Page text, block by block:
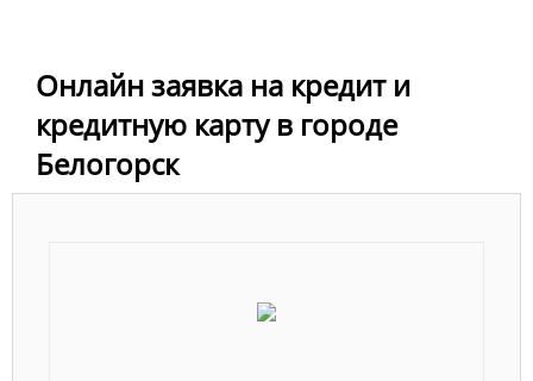
Онлайн заявка на кредит и
кредитную карту в городе
Белогорск